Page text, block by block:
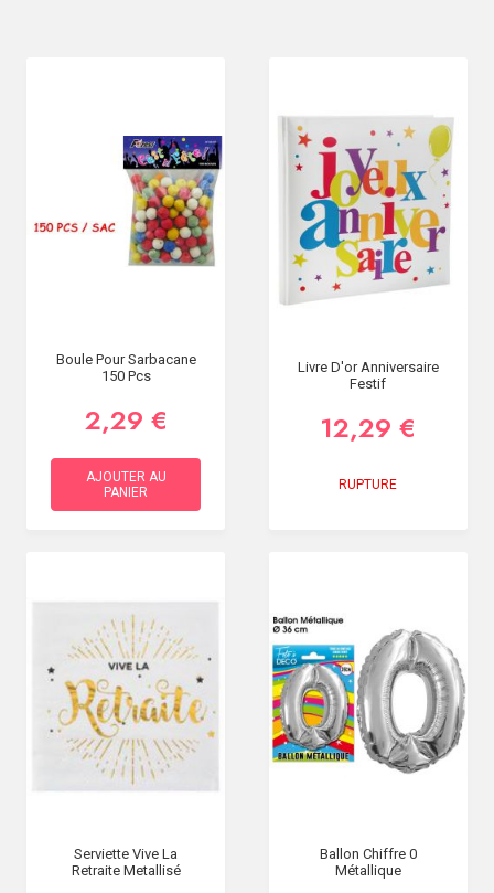
Boule Pour Sarbacane
150 Pcs
2,29 €
AJOUTER AU
PANIER
Livre D'or Anniversaire
Festif
12,29 €
RUPTURE
Serviette Vive La
Retraite Metallisé
Ballon Chiffre 0
Métallique